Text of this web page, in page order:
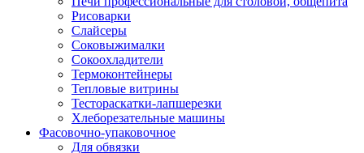
Рисоварки
Слайсеры
Соковыжималки
Сокоохладители
Термоконтейнеры
Тепловые витрины
Тестораскатки-лапшерезки
Хлеборезательные машины
Фасовочно-упаковочное
Для обвязки